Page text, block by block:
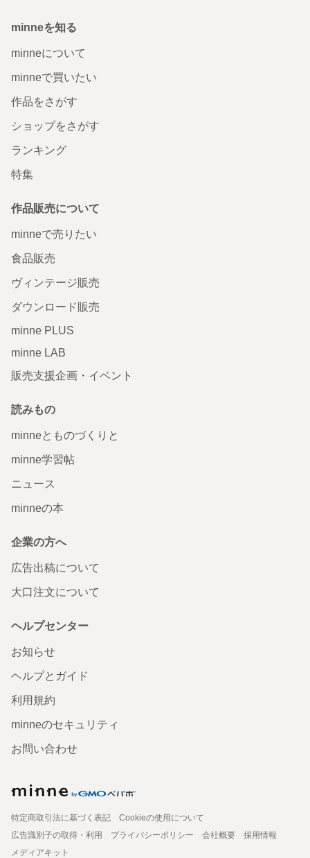
minneを知る
minneについて
minneで買いたい
作品をさがす
ショップをさがす
ランキング
特集
作品販売について
minneで売りたい
食品販売
ヴィンテージ販売
ダウンロード販売
minne PLUS
minne LAB
販売支援企画・イベント
読みもの
minneとものづくりと
minne学習帖
ニュース
minneの本
企業の方へ
広告出稿について
大口注文について
ヘルプセンター
お知らせ
ヘルプとガイド
利用規約
minneのセキュリティ
お問い合わせ
特定商取引法に基づく表記
Cookieの使用について
広告識別子の取得・利用
プライバシーポリシー 会社概要
採用情報
メディアキット